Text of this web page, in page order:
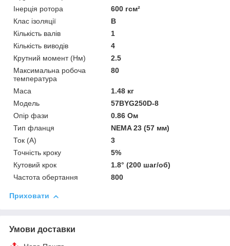
Інерція ротора
600 гсм²
Клас ізоляції
В
Кількість валів
1
Кількість виводів
4
Крутний момент (Нм)
2.5
Максимальна робоча
температура
80
Маса
1.48 кг
Мoдель
57BYG250D-8
Опір фази
0.86 Ом
Тип фланця
NEMA 23 (57 мм)
Ток (A)
3
Точність кроку
5%
Кутовий крок
1.8° (200 шаг/об)
Частота обертання
800
Приховати
Умови доставки